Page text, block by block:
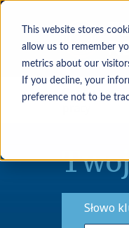
This website stores
allow us to remember
metrics about our
If you decline, your
preference not to be
Osoby
Słowo